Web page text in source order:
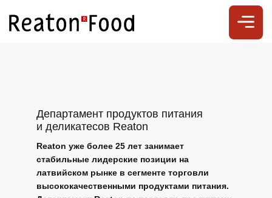
Департамент продуктов питания
и деликатесов Reaton
Reaton уже более 25 лет занимает
стабильные лидерские позиции на
латвийском рынке в сегменте торговли
высококачественными продуктами питания.